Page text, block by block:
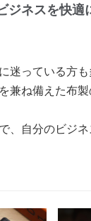
ジネスを快
迷っている方も
兼ね備えた布
、自分のビジ